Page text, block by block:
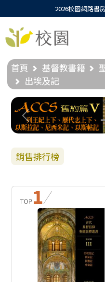
2026校園網路書
首頁 基督教書籍
出埃及記
Previous
銷售排行榜